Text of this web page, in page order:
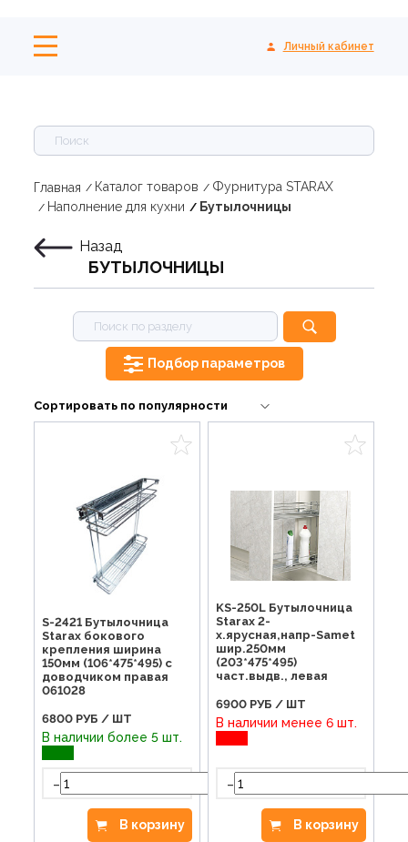
Личный кабинет
Главная Каталог товаров
Фурнитура STARAX
Наполнение для кухни
Бутылочницы
Назад
БУТЫЛОЧНИЦЫ
Подбор параметров
S-2421 Бутылочница
Starax бокового
крепления ширина
150мм (106*475*495) с
доводчиком правая
061028
6800 РУБ / ШТ
В наличии более 5 шт.
-
В корзину
KS-250L Бутылочница
Starax 2-
х.ярусная,напр-Samet
шир.250мм
(203*475*495)
част.выдв., левая
6900 РУБ / ШТ
В наличии менее 6 шт.
-
В корзину